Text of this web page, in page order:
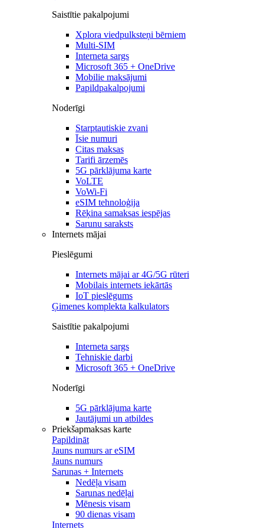
Saistītie pakalpojumi
Xplora viedpulksteņi bērniem
Multi-SIM
Interneta sargs
Microsoft 365 + OneDrive
Mobilie maksājumi
Papildpakalpojumi
Noderīgi
Starptautiskie zvani
Īsie numuri
Citas maksas
Tarifi ārzemēs
5G pārklājuma karte
VoLTE
VoWi-Fi
eSIM tehnoloģija
Rēķina samaksas iespējas
Sarunu saraksts
Internets mājai
Pieslēgumi
Internets mājai ar 4G/5G rūteri
Mobilais internets iekārtās
IoT pieslēgums
Ģimenes komplekta kalkulators
Saistītie pakalpojumi
Interneta sargs
Tehniskie darbi
Microsoft 365 + OneDrive
Noderīgi
5G pārklājuma karte
Jautājumi un atbildes
Priekšapmaksas karte
Papildināt
Jauns numurs ar eSIM
Jauns numurs
Sarunas + Internets
Nedēļa visam
Sarunas nedēļai
Mēnesis visam
90 dienas visam
Internets